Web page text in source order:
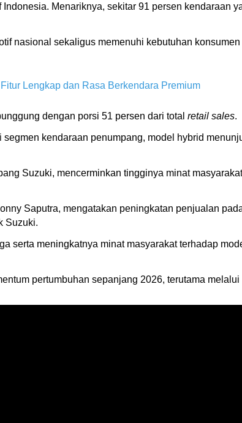
Menariknya, sekitar 91 persen kendaraan
nasional sekaligus memenuhi kebutuhan
Lengkap dan Rasa Berkendara Premium
dengan porsi 51 persen dari total retail sales.
kendaraan penumpang, model hybrid
Suzuki, mencerminkan tingginya minat
Saputra, mengatakan peningkatan penjualan
Suzuki.
serta meningkatnya minat masyarakat terhadap
pertumbuhan sepanjang 2026, terutama